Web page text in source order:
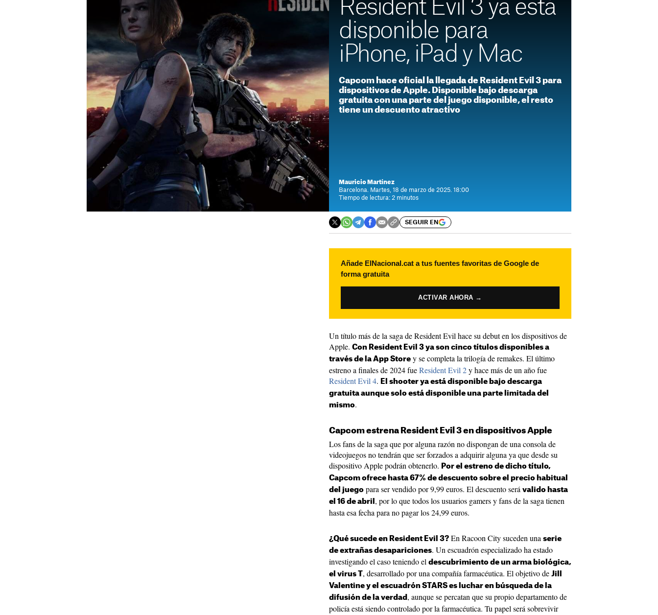
Resident Evil 3 ya está
disponible para
iPhone, iPad y Mac
Capcom hace oficial la llegada de Resident Evil 3 para
dispositivos de Apple. Disponible bajo descarga
gratuita con una parte del juego disponible, el resto
tiene un descuento atractivo
Mauricio Martínez
Barcelona. Martes, 18 de marzo de 2025. 18:00
Tiempo de lectura: 2 minutos
SEGUIR EN
Añade ElNacional.cat a tus fuentes favoritas de Google de
forma gratuita
ACTIVAR AHORA →
Un título más de la saga de Resident Evil hace su debut en los dispositivos de
Apple. Con Resident Evil 3 ya son cinco títulos disponibles a
través de la App Store y se completa la trilogía de remakes. El último
estreno a finales de 2024 fueResident Evil 2y hace más de un año fue
Resident Evil 4. El shooter ya está disponible bajo descarga
gratuita aunque solo está disponible una parte limitada del
mismo.
Capcom estrena Resident Evil 3 en dispositivos Apple
Los fans de la saga que por alguna razón no dispongan de una consola de
videojuegos no tendrán que ser forzados a adquirir alguna ya que desde su
dispositivo Apple podrán obtenerlo. Por el estreno de dicho título,
Capcom ofrece hasta 67% de descuento sobre el precio habitual
del juego para ser vendido por 9,99 euros. El descuento será valido hasta
el 16 de abril , por lo que todos los usuarios gamers y fans de la saga tienen
hasta esa fecha para no pagar los 24,99 euros.
¿Qué sucede en Resident Evil 3? En Racoon City suceden una serie
de extrañas desapariciones. Un escuadrón especializado ha estado
investigando el caso teniendo el descubrimiento de un arma biológica,
el virus T , desarrollado por una compañía farmacéutica. El objetivo de Jill
Valentine y el escuadrón STARS es luchar en búsqueda de la
difusión de la verdad , aunque se percatan que su propio departamento de
policía está siendo controlado por la farmacéutica. Tu papel será sobrevivir